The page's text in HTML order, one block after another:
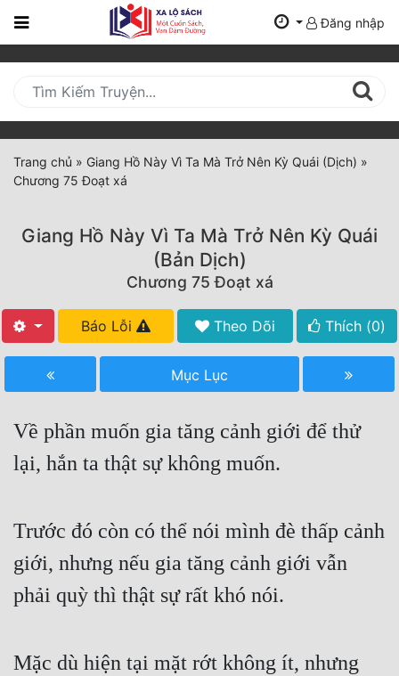
Trang
Mới
Cập
Nhật
(current)
Thể Loại
Truyện Mới Ra
Hoàn Thành
Free
Hậu Cung
Truyện Dịch
Truyện Nhập Môn
Truyện ngắn
Đăng nhập
Trang chủ » Giang Hồ Này Vì Ta Mà Trở Nên Kỳ Quái (Dịch) »
Chương 75 Đoạt xá
Giang Hồ Này Vì Ta Mà Trở Nên Kỳ Quái
(Bản Dịch)
Chương 75 Đoạt xá
Báo Lỗi Theo Dõi Thích (0)
Mục Lục
Về phần muốn gia tăng cảnh giới để thử
lại, hắn ta thật sự không muốn.
Trước đó còn có thể nói mình đè thấp cảnh
giới, nhưng nếu gia tăng cảnh giới vẫn
phải quỳ thì thật sự rất khó nói.
Mặc dù hiện tại mặt rớt không ít, nhưng